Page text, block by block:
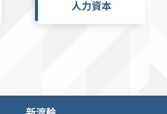
人力資本